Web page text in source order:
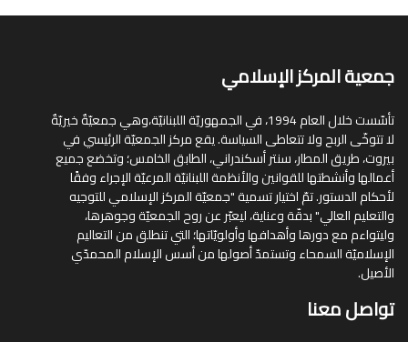
جمعية المركز الإسلامي
تأسّست خلال العام 1994، في الجمهوريّة اللبنانيّة،وهي جمعيّةٌ خيريّةٌ
لا تتوخّى الربح ولا تتعاطى السياسة. يقع مركز الجمعيّة الرئيسي في
بيروت، طريق المطار، سنتر أسكندراني، الطابق الخامس؛ وتخضع جميع
أعمالها وأنشطتها للقوانين والأنظمة اللبنانيّة المرعيّة الإجراء وفقًا
لأحكام الدستور. تمّ اختيار تسمية "جمعيّة المركز الإسلامي للتوجيه
والتعليم العالي" بدقّة وعناية، ليعبّر عن روح الجمعيّة وجوهرها،
وليتواءم مع دورها وأهدافها وأولويّاتها؛ التي تنطلق من التعاليم
الإسلاميّة السمحاء وتستمدّ أصولها من أسس الإسلام المحمدّي
الأصيل.
تواصل معنا